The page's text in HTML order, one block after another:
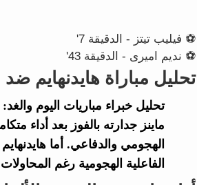
⚽ فيليب تيتز - الدقيقة 7'
⚽ نديم اميرى - الدقيقة 43'
تحليل مباراة هايدنهايم ضد
تحليل خبراء مباريات اليوم والغد:
ماينز جدارته بالفوز بعد أداء
الهجومي والدفاعي. أماهايدنهايم
الفاعلية الهجومية رغم